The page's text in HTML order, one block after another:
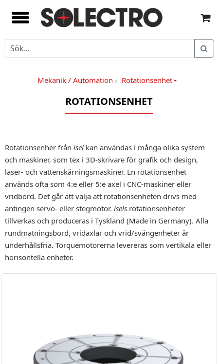
Mekanik / Automation» Rotationsenhet
ROTATIONSENHET
Rotationsenher från isel kan användas i många olika system
och maskiner, som tex i 3D-skrivare för grafik och design,
laser- och vattenskärningsmaskiner. En rotationsenhet
används ofta som 4:e eller 5:e axel i CNC-maskiner eller
vridbord. Det går att välja att rotationsenheten drivs med
antingen servo- eller stegmotor. isels rotationsenheter
tillverkas och produceras i Tyskland (Made in Germany). Alla
rundmatningsbord, vridaxlar och vrid/svängenheter är
underhållsfria. Torquemotorerna levereras som vertikala eller
horisontella enheter.